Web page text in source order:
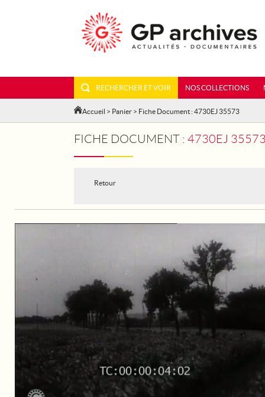
RECHERCHER ET VOIR NOS COLLECTIONS
Accueil > Panier > Fiche Document : 4730EJ 35573
FICHE DOCUMENT : 4730EJ 35573
Retour